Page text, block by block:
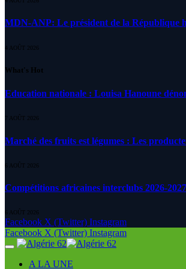
MDN-ANP: Le président de la République
4 AOÛT 2026
What's Hot
Education nationale : Louisa Hanoune
7 AOÛT 2026
Marché des fruits est légumes : Les
6 AOÛT 2026
Compétitions africaines interclubs 2026-
6 AOÛT 2026
Facebook X (Twitter) Instagram
Facebook X (Twitter) Instagram
A LA UNE